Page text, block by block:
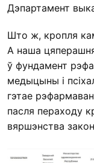
Дэпартамент
Што ж, кропля
А наша
ў фундамент
медыцыны і
гэтае
пасля пераходу
вяршэнства